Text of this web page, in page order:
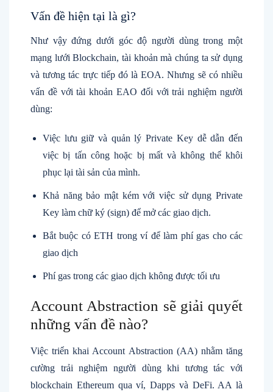
Vấn đề hiện tại là gì?
Như vậy đứng dưới góc độ người dùng trong một
mạng lưới Blockchain, tài khoản mà chúng ta sử dụng
và tương tác trực tiếp đó là EOA. Nhưng sẽ có nhiều
vấn đề với tài khoản EAO đối với trải nghiệm người
dùng:
Việc lưu giữ và quản lý Private Key dễ dẫn đến
việc bị tấn công hoặc bị mất và không thể khôi
phục lại tài sản của mình.
Khả năng bảo mật kém với việc sử dụng Private
Key làm chữ ký (sign) để mở các giao dịch.
Bắt buộc có ETH trong ví để làm phí gas cho các
giao dịch
Phí gas trong các giao dịch không được tối ưu
Account Abstraction sẽ giải quyết
những vấn đề nào?
Việc triển khai Account Abstraction (AA) nhằm tăng
cường trải nghiệm người dùng khi tương tác với
blockchain Ethereum qua ví, Dapps và DeFi. AA là